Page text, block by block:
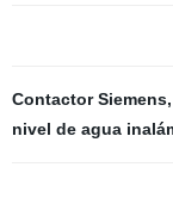
Contactor Siemens,
nivel de agua